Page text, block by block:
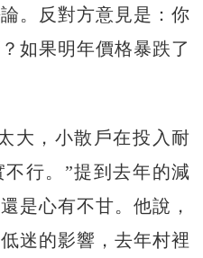
。反對方意見是：你
如果明年價格暴跌了
，小散戶在投入耐
行。”提到去年的減
是心有不甘。他說，
迷的影響，去年村裡